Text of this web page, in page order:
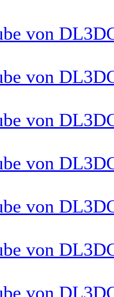
von
von
von
von
von
von
von